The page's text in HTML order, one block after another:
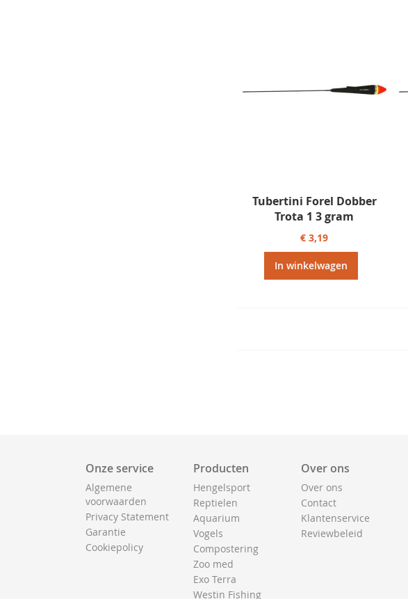
Tubertini Forel Dobber
Trota 1 3 gram
€ 3,19
In winkelwagen
Onze service
Algemene
voorwaarden
Privacy Statement
Garantie
Cookiepolicy
Producten
Hengelsport
Reptielen
Aquarium
Vogels
Compostering
Zoo med
Exo Terra
Westin Fishing
Over ons
Over ons
Contact
Klantenservice
Reviewbeleid